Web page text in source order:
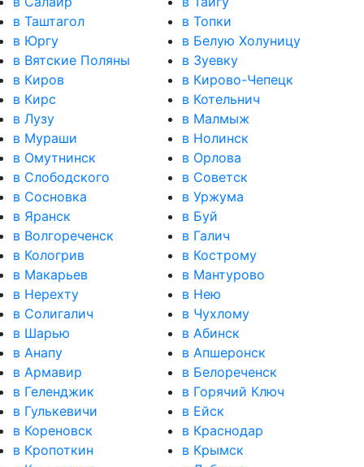
в Таштагол
в Топки
в Юргу
в Белую Холуницу
в Вятские Поляны
в Зуевку
в Киров
в Кирово-Чепецк
в Кирс
в Котельнич
в Лузу
в Малмыж
в Мураши
в Нолинск
в Омутнинск
в Орлова
в Слободского
в Советск
в Сосновка
в Уржума
в Яранск
в Буй
в Волгореченск
в Галич
в Кологрив
в Кострому
в Макарьев
в Мантурово
в Нерехту
в Нею
в Солигалич
в Чухлому
в Шарью
в Абинск
в Анапу
в Апшеронск
в Армавир
в Белореченск
в Геленджик
в Горячий Ключ
в Гулькевичи
в Ейск
в Кореновск
в Краснодар
в Кропоткин
в Крымск